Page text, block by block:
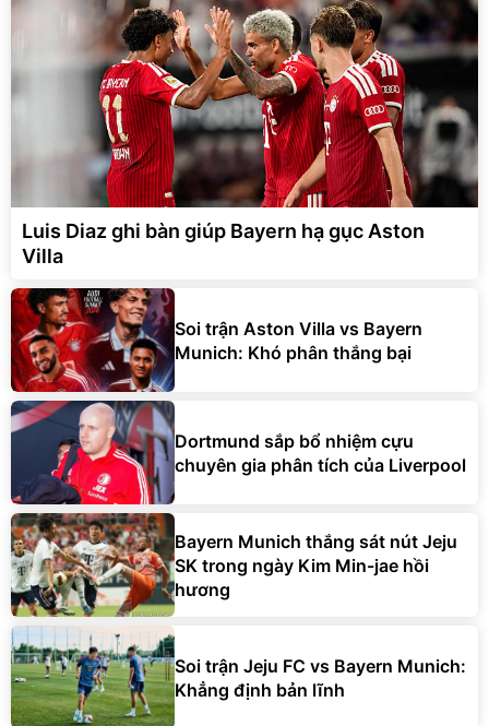
Luis Diaz ghi bàn giúp Bayern hạ gục Aston
Villa
Soi trận Aston Villa vs Bayern
Munich: Khó phân thắng bại
Dortmund sắp bổ nhiệm cựu
chuyên gia phân tích của Liverpool
Bayern Munich thắng sát nút Jeju
SK trong ngày Kim Min-jae hồi
hương
Soi trận Jeju FC vs Bayern Munich:
Khẳng định bản lĩnh